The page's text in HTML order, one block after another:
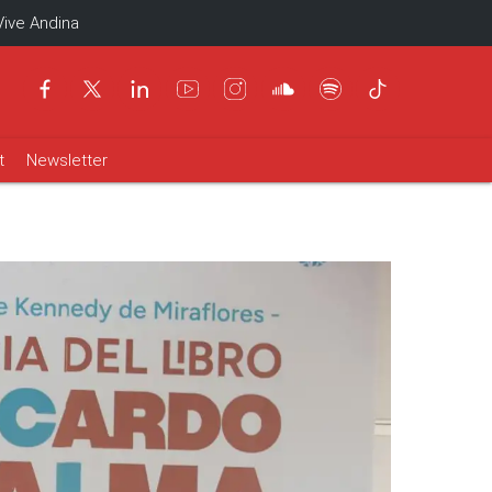
Andina
Newsletter